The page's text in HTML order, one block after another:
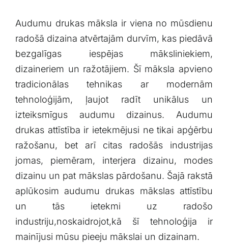
Audumu drukas māksla ir⁢ viena⁣ no mūsdienu
radošā dizaina atvērtajām durvīm, kas piedāvā​
bezgalīgas iespējas māksliniekiem,
‍dizaineriem un ražotājiem. Šī māksla apvieno
tradicionālas tehnikas ar modernām⁤
tehnoloģijām, ļaujot radīt unikālus un
izteiksmīgus ⁤audumu dizainus. Audumu
⁣drukas attīstība⁤ ir ietekmējusi ne tikai ⁢apģērbu‌
ražošanu, bet arī citas radošās industrijas
jomas, piemēram, interjera dizainu, modes
dizainu un pat mākslas pārdošanu. Šajā ‌rakstā
aplūkosim ⁢audumu drukas mākslas attīstību
un‍ tās ietekmi⁣ uz radošo
industriju,noskaidrojot,kā⁣ šī tehnoloģija ir
mainījusi⁢ mūsu pieeju mākslai un dizainam.